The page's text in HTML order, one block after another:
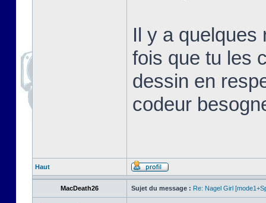
Il y a quelques
fois que tu les
dessin en
codeur
Haut
MacDeath26 Sujet du message : Re: Nagel Girl